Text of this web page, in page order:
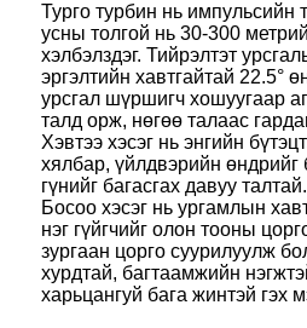
Турго турбин нь импульсийн
усны толгой нь 30-300
хэлбэлздэг. Тийрэлтэт
эргэлтийн хавтгайтай 22.5°
урсгал шүршигч хошуугаар
талд орж, нөгөө талаас
Хэвтээ хэсэг нь энгийн
хялбар, үйлдвэрийн өндрийг
гүнийг багасгах давуу талтай.
Босоо хэсэг нь ургамлын
нэг гүйгчийг олон тооны
зургаан цорго суурилуулж
хурдтай, багтаамжийн
харьцангуй бага жинтэй гэх